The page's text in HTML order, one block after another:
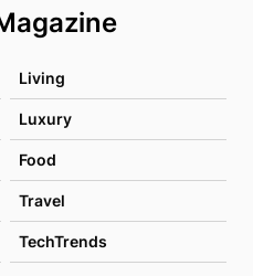
Living
Luxury
Food
Travel
TechTrends